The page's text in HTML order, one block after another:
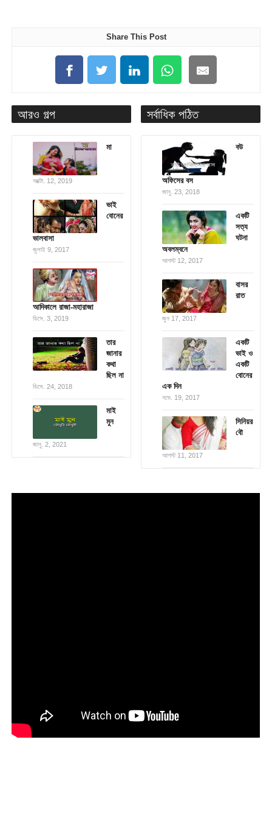
Share This Post
আরও গল্প
মা
অক্টো. 12, 2019
ভাই
বোনের
ভালবাসা
জুলাই 9, 2017
আদিকালে রাজা-মহারাজা
ডিসে. 3, 2019
তার
জানার
কথা
ছিল না
ডিসে. 24, 2018
মাই
মুন
জানু. 2, 2021
সর্বাধিক পঠিত
বউ
অফিসের বস
জানু. 23, 2018
একটি
সত্য
ঘটনা
অবলম্বনে
আগস্ট 12, 2017
বাসর
রাত
জুন 17, 2017
একটি
ভাই ও
একটি
বোনের
এক দিন
নভে. 19, 2017
সিনিয়র
বৌ
আগস্ট 11, 2017